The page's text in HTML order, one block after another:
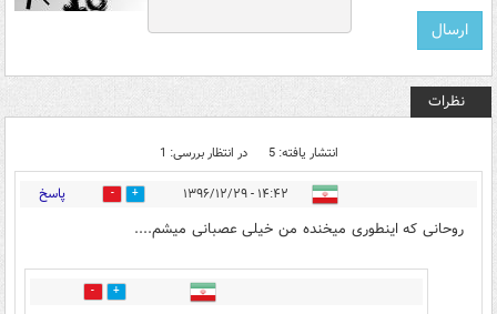
نظرات
انتشار یافته: 5 در انتظار بررسی: 1
۱۴:۴۲ - ۱۳۹۶/۱۲/۲۹ 8 پاسخ
روحانی که اینطوری میخنده من خیلی عصبانی میشم....
1